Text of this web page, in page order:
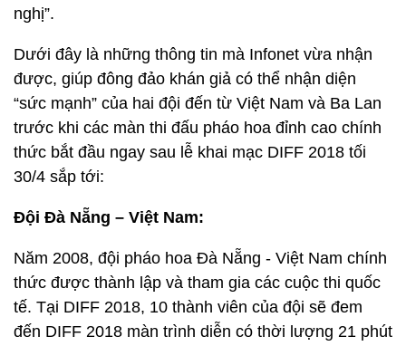
nghị”.
Dưới đây là những thông tin mà Infonet vừa nhận
được, giúp đông đảo khán giả có thể nhận diện
“sức mạnh” của hai đội đến từ Việt Nam và Ba Lan
trước khi các màn thi đấu pháo hoa đỉnh cao chính
thức bắt đầu ngay sau lễ khai mạc DIFF 2018 tối
30/4 sắp tới:
Đội Đà Nẵng – Việt Nam:
Năm 2008, đội pháo hoa Đà Nẵng - Việt Nam chính
thức được thành lập và tham gia các cuộc thi quốc
tế. Tại DIFF 2018, 10 thành viên của đội sẽ đem
đến DIFF 2018 màn trình diễn có thời lượng 21 phút